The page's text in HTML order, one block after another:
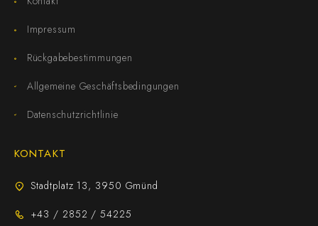
Impressum
Rückgabebestimmungen
Allgemeine Geschäftsbedingungen
Datenschutzrichtlinie
KONTAKT
Stadtplatz 13, 3950 Gmünd
+43 / 2852 / 54225